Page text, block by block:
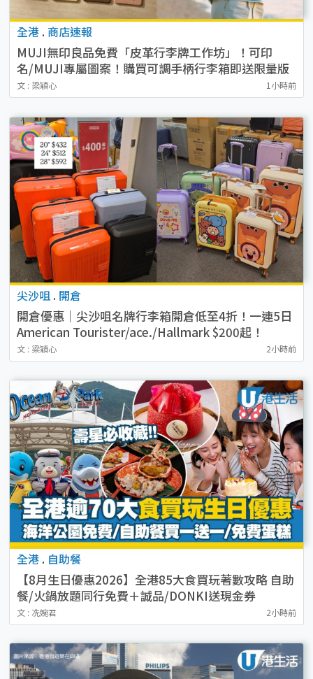
全港 . 商店速報
MUJI無印良品免費「皮革行李牌工作坊」！可印
名/MUJI專屬圖案！購買可調手柄行李箱即送限量版
貼紙
文 : 梁穎心 1小時前
尖沙咀 . 開倉
開倉優惠｜尖沙咀名牌行李箱開倉低至4折！一連5日
American Tourister/ace./Hallmark $200起！
文 : 梁穎心 2小時前
全港 . 自助餐
【8月生日優惠2026】全港85大食買玩著數攻略 自助
餐/火鍋放題同行免費＋誠品/DONKI送現金券
文 : 冼婉君 2小時前